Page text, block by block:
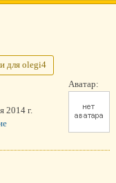
для olegi4
Аватар:
2014 г.